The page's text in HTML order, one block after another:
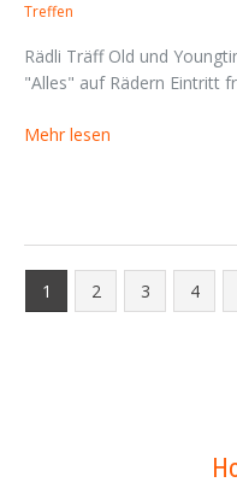
Treffen
Rädli Träff Old und
"Alles" auf Rädern Eintritt
Mehr lesen
1 2 3 4